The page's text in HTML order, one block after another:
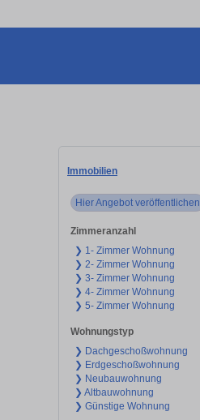
Immobilien
Hier Angebot veröffentlichen
Zimmeranzahl
❯ 1- Zimmer Wohnung
❯ 2- Zimmer Wohnung
❯ 3- Zimmer Wohnung
❯ 4- Zimmer Wohnung
❯ 5- Zimmer Wohnung
Wohnungstyp
❯ Dachgeschoßwohnung
❯ Erdgeschoßwohnung
❯ Neubauwohnung
❯ Altbauwohnung
❯ Günstige Wohnung